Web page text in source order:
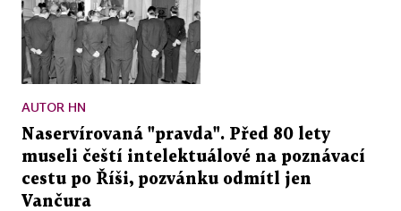
AUTOR HN
Naservírovaná "pravda". Před 80 lety
museli čeští intelektuálové na poznávací
cestu po Říši, pozvánku odmítl jen
Vančura